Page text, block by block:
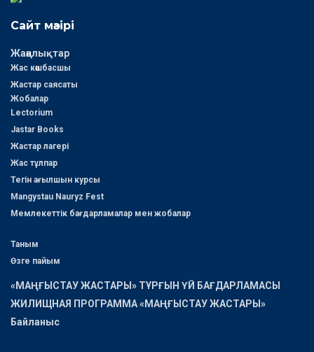
Сайт мәзірі
Жаңалықтар
Жас көшбасшы
Жастар саясаты
Жобалар
Lectorium
Jastar Books
Жастар лагері
Жас тұлпар
Тегін ағылшын курсы
Mangystau Nauryz Fest
Мемлекеттік бағдарламалар мен жобалар
Таным
Өзге пайым
«МАҢҒЫСТАУ ЖАСТАРЫ» ТҰРҒЫН ҮЙ БАҒДАРЛАМАСЫ
ЖИЛИЩНАЯ ПРОГРАММА «МАҢҒЫСТАУ ЖАСТАРЫ»
Байланыс